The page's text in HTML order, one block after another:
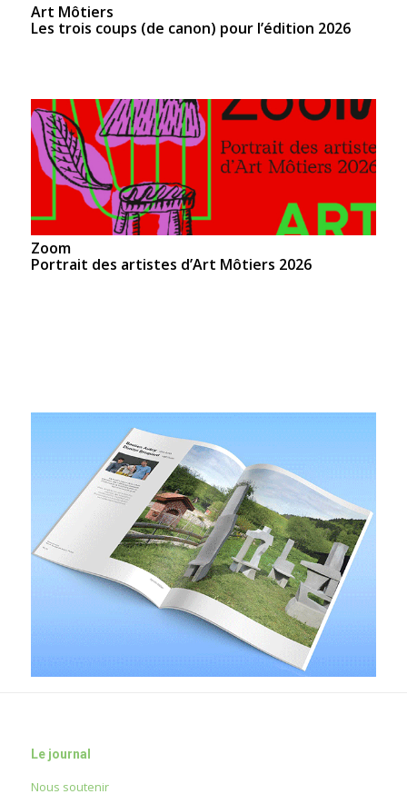
Art Môtiers
Les trois coups (de canon) pour l’édition 2026
Zoom
Portrait des artistes d’Art Môtiers 2026
Le journal
Nous soutenir